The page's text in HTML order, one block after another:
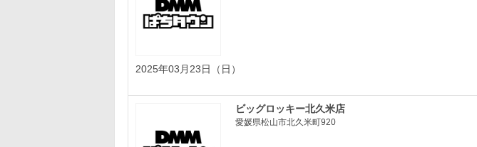
2025年03月23日（日）
ビッグロッキー北久米店
愛媛県松山市北久米町920